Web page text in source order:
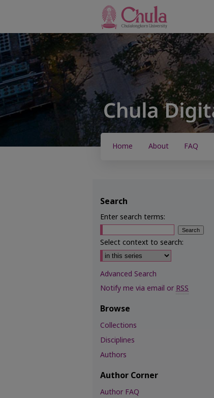
Home About FAQ
Search
Enter search terms:
Select context to search:
Advanced Search
Notify me via email orRSS
Browse
Collections
Disciplines
Authors
Author Corner
Author FAQ